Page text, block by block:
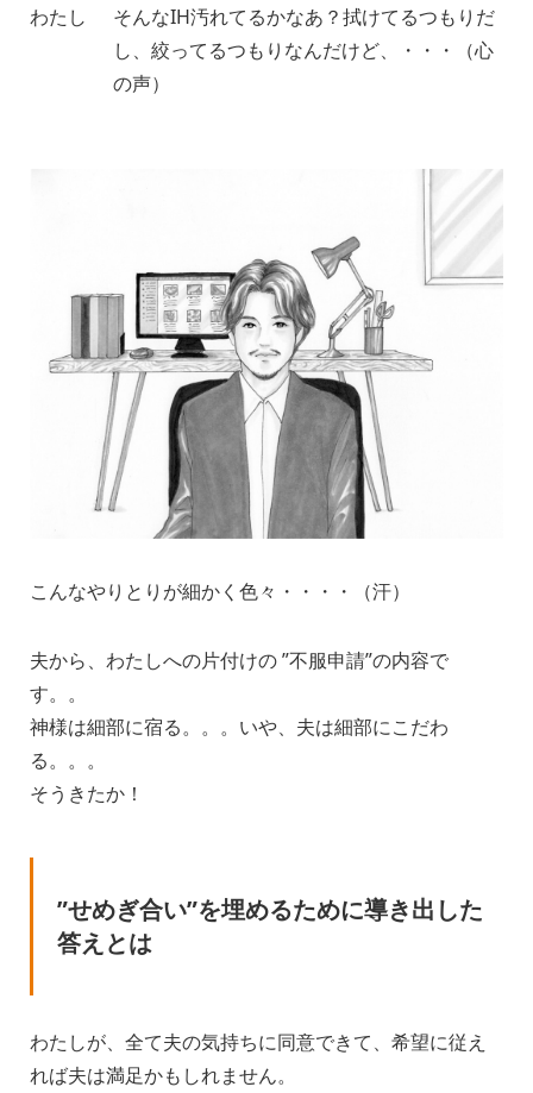
わたし
そんなIH汚れてるかなあ？拭けてるつもりだ
し、絞ってるつもりなんだけど、・・・（心
の声）
こんなやりとりが細かく色々・・・・（汗）
夫から、わたしへの片付けの ”不服申請”の内容で
す。。
神様は細部に宿る。。。いや、夫は細部にこだわ
る。。。
そうきたか！
”せめぎ合い”を埋めるために導き出した
答えとは
わたしが、全て夫の気持ちに同意できて、希望に従え
れば夫は満足かもしれません。